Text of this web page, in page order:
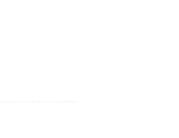
Trẻ Em | Tổ Yến Tinh Chế (20